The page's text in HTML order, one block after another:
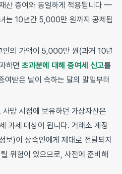
산 증여와 동일하게 적용됩니다 —
는 10년간 5,000만 원까지 공제됩
의 가액이 5,000만 원(과거 10년
하면 초과분에 대해 증여세 신고를
여받은 날이 속하는 달의 말일부터
망 시점에 보유하던 가상자산은
과세 대상이 됩니다. 거래소 계정
보)이 상속인에게 제대로 전달되지
위험이 있으므로, 사전에 준비해